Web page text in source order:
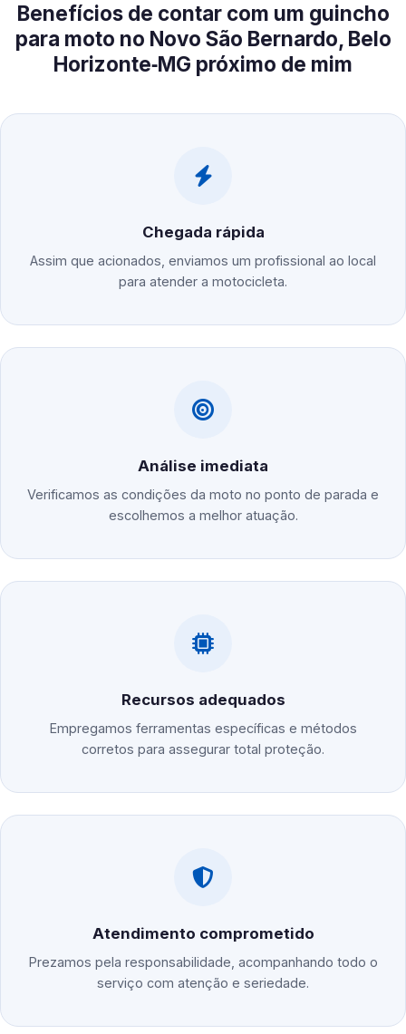
Benefícios de contar com um guincho
para moto no Novo São Bernardo, Belo
Horizonte‑MG próximo de mim
Chegada rápida
Assim que acionados, enviamos um profissional ao local
para atender a motocicleta.
Análise imediata
Verificamos as condições da moto no ponto de parada e
escolhemos a melhor atuação.
Recursos adequados
Empregamos ferramentas específicas e métodos
corretos para assegurar total proteção.
Atendimento comprometido
Prezamos pela responsabilidade, acompanhando todo o
serviço com atenção e seriedade.